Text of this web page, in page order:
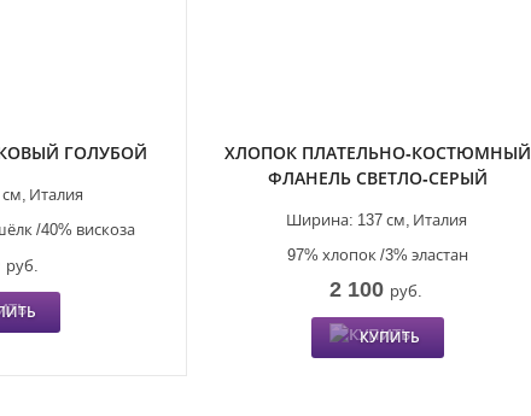
ГОЛУБОЙ
Италия
см,
/40% вискоза
руб.
ХЛОПОК ПЛАТЕЛЬНО-КОСТЮМНЫЙ
ФЛАНЕЛЬ СВЕТЛО-СЕРЫЙ
Италия
Ширина: 137 см,
97% хлопок /3% эластан
2 100 руб.
КУПИТЬ